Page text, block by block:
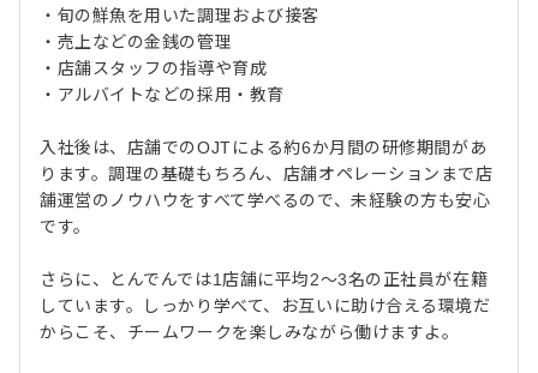
・旬の鮮魚を用いた調理および接客
・売上などの金銭の管理
・店舗スタッフの指導や育成
・アルバイトなどの採用・教育
入社後は、店舗でのOJTによる約6か月間の研修期間があ
ります。調理の基礎もちろん、店舗オペレーションまで店
舗運営のノウハウをすべて学べるので、未経験の方も安心
です。
さらに、とんでんでは1店舗に平均2〜3名の正社員が在籍
しています。しっかり学べて、お互いに助け合える環境だ
からこそ、チームワークを楽しみながら働けますよ。